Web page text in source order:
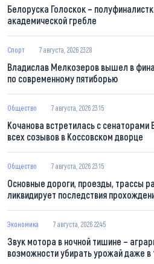
Белоруска Голоскок –
академической гребле
Спорт 7 августа, 2026 23:28
Владислав Мелкозеров вышел в
по современному пятиборью
Общество 7 августа, 2026 23:15
Кочанова встретилась с сенаторами
всех созывов в Коссовском дворце
Общество 7 августа, 2026 23:15
Основные дороги, проезды, трассы
ликвидирует последствия
Экономика 7 августа, 2026 22:45
Звук мотора в ночной тишине –
возможности убирать урожай даже в